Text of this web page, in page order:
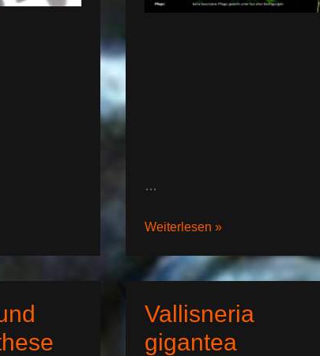
…
Cryptocoryne
Weiterlesen »
Vallisneria
gigantea